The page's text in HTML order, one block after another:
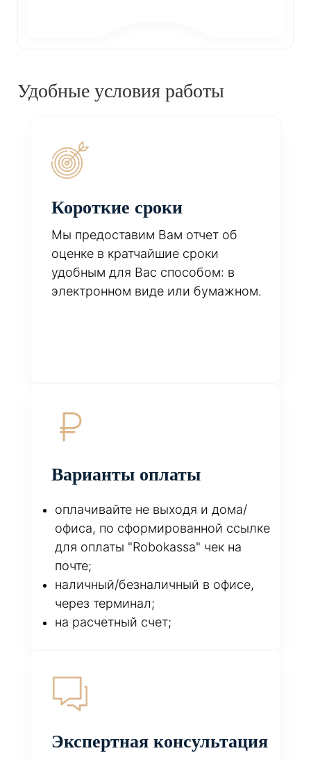
Удобные условия работы
Короткие сроки
Мы предоставим Вам отчет об
оценке в кратчайшие сроки
удобным для Вас способом: в
электронном виде или бумажном.
Варианты оплаты
оплачивайте не выходя и дома/
офиса, по сформированной ссылке
для оплаты "Robokassa" чек на
почте;
наличный/безналичный в офисе,
через терминал;
на расчетный счет;
Экспертная консультация